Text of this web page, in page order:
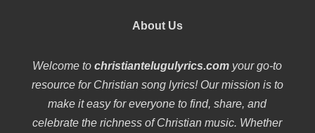
About Us
Welcome tochristiantelugulyrics.com your go-to
resource for Christian song lyrics! Our mission is to
make it easy for everyone to find, share, and
celebrate the richness of Christian music. Whether